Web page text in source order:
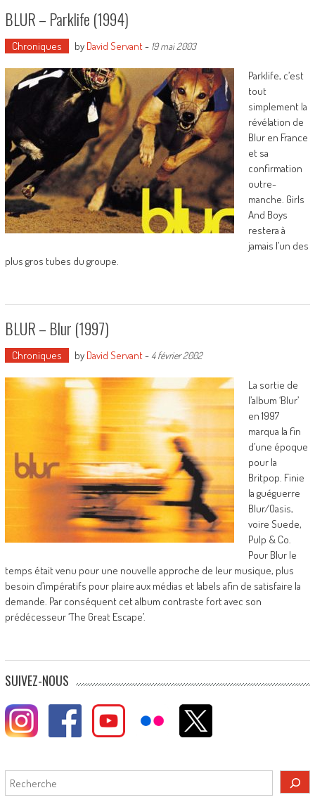
BLUR – Parklife (1994)
Chroniques by David Servant- 19 mai 2003
Parklife, c’est
tout
simplement la
révélation de
Blur en France
et sa
confirmation
outre-
manche. Girls
And Boys
restera à
jamais l’un des
plus gros tubes du groupe.
BLUR – Blur (1997)
Chroniques by David Servant- 4 février 2002
La sortie de
l’album ‘Blur’
en 1997
marqua la fin
d’une époque
pour la
Britpop. Finie
la guéguerre
Blur/Oasis,
voire Suede,
Pulp & Co.
Pour Blur le
temps était venu pour une nouvelle approche de leur musique, plus
besoin d’impératifs pour plaire aux médias et labels afin de satisfaire la
demande. Par conséquent cet album contraste fort avec son
prédécesseur ‘The Great Escape’.
SUIVEZ-NOUS
Rechercher